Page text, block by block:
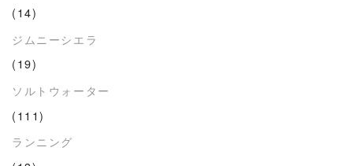
(14)
ジムニーシエラ
(19)
ソルトウォーター
(111)
ランニング